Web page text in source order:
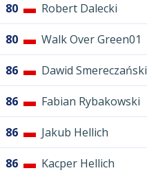
80 Robert Dalecki
80 Walk Over Green01
86 Dawid Smereczański
86 Fabian Rybakowski
86 Jakub Hellich
86 Kacper Hellich